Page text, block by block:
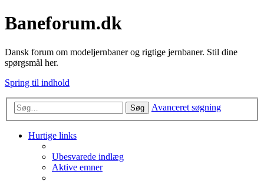
Baneforum.dk
Dansk forum om modeljernbaner og rigtige jernbaner. Stil dine
spørgsmål her.
Spring til indhold
Søg Avanceret søgning
Hurtige links
Ubesvarede indlæg
Aktive emner